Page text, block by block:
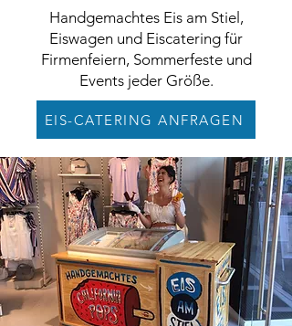
Handgemachtes Eis am Stiel,
Eiswagen und Eiscatering für
Firmenfeiern, Sommerfeste und
Events jeder Größe.
EIS-CATERING ANFRAGEN